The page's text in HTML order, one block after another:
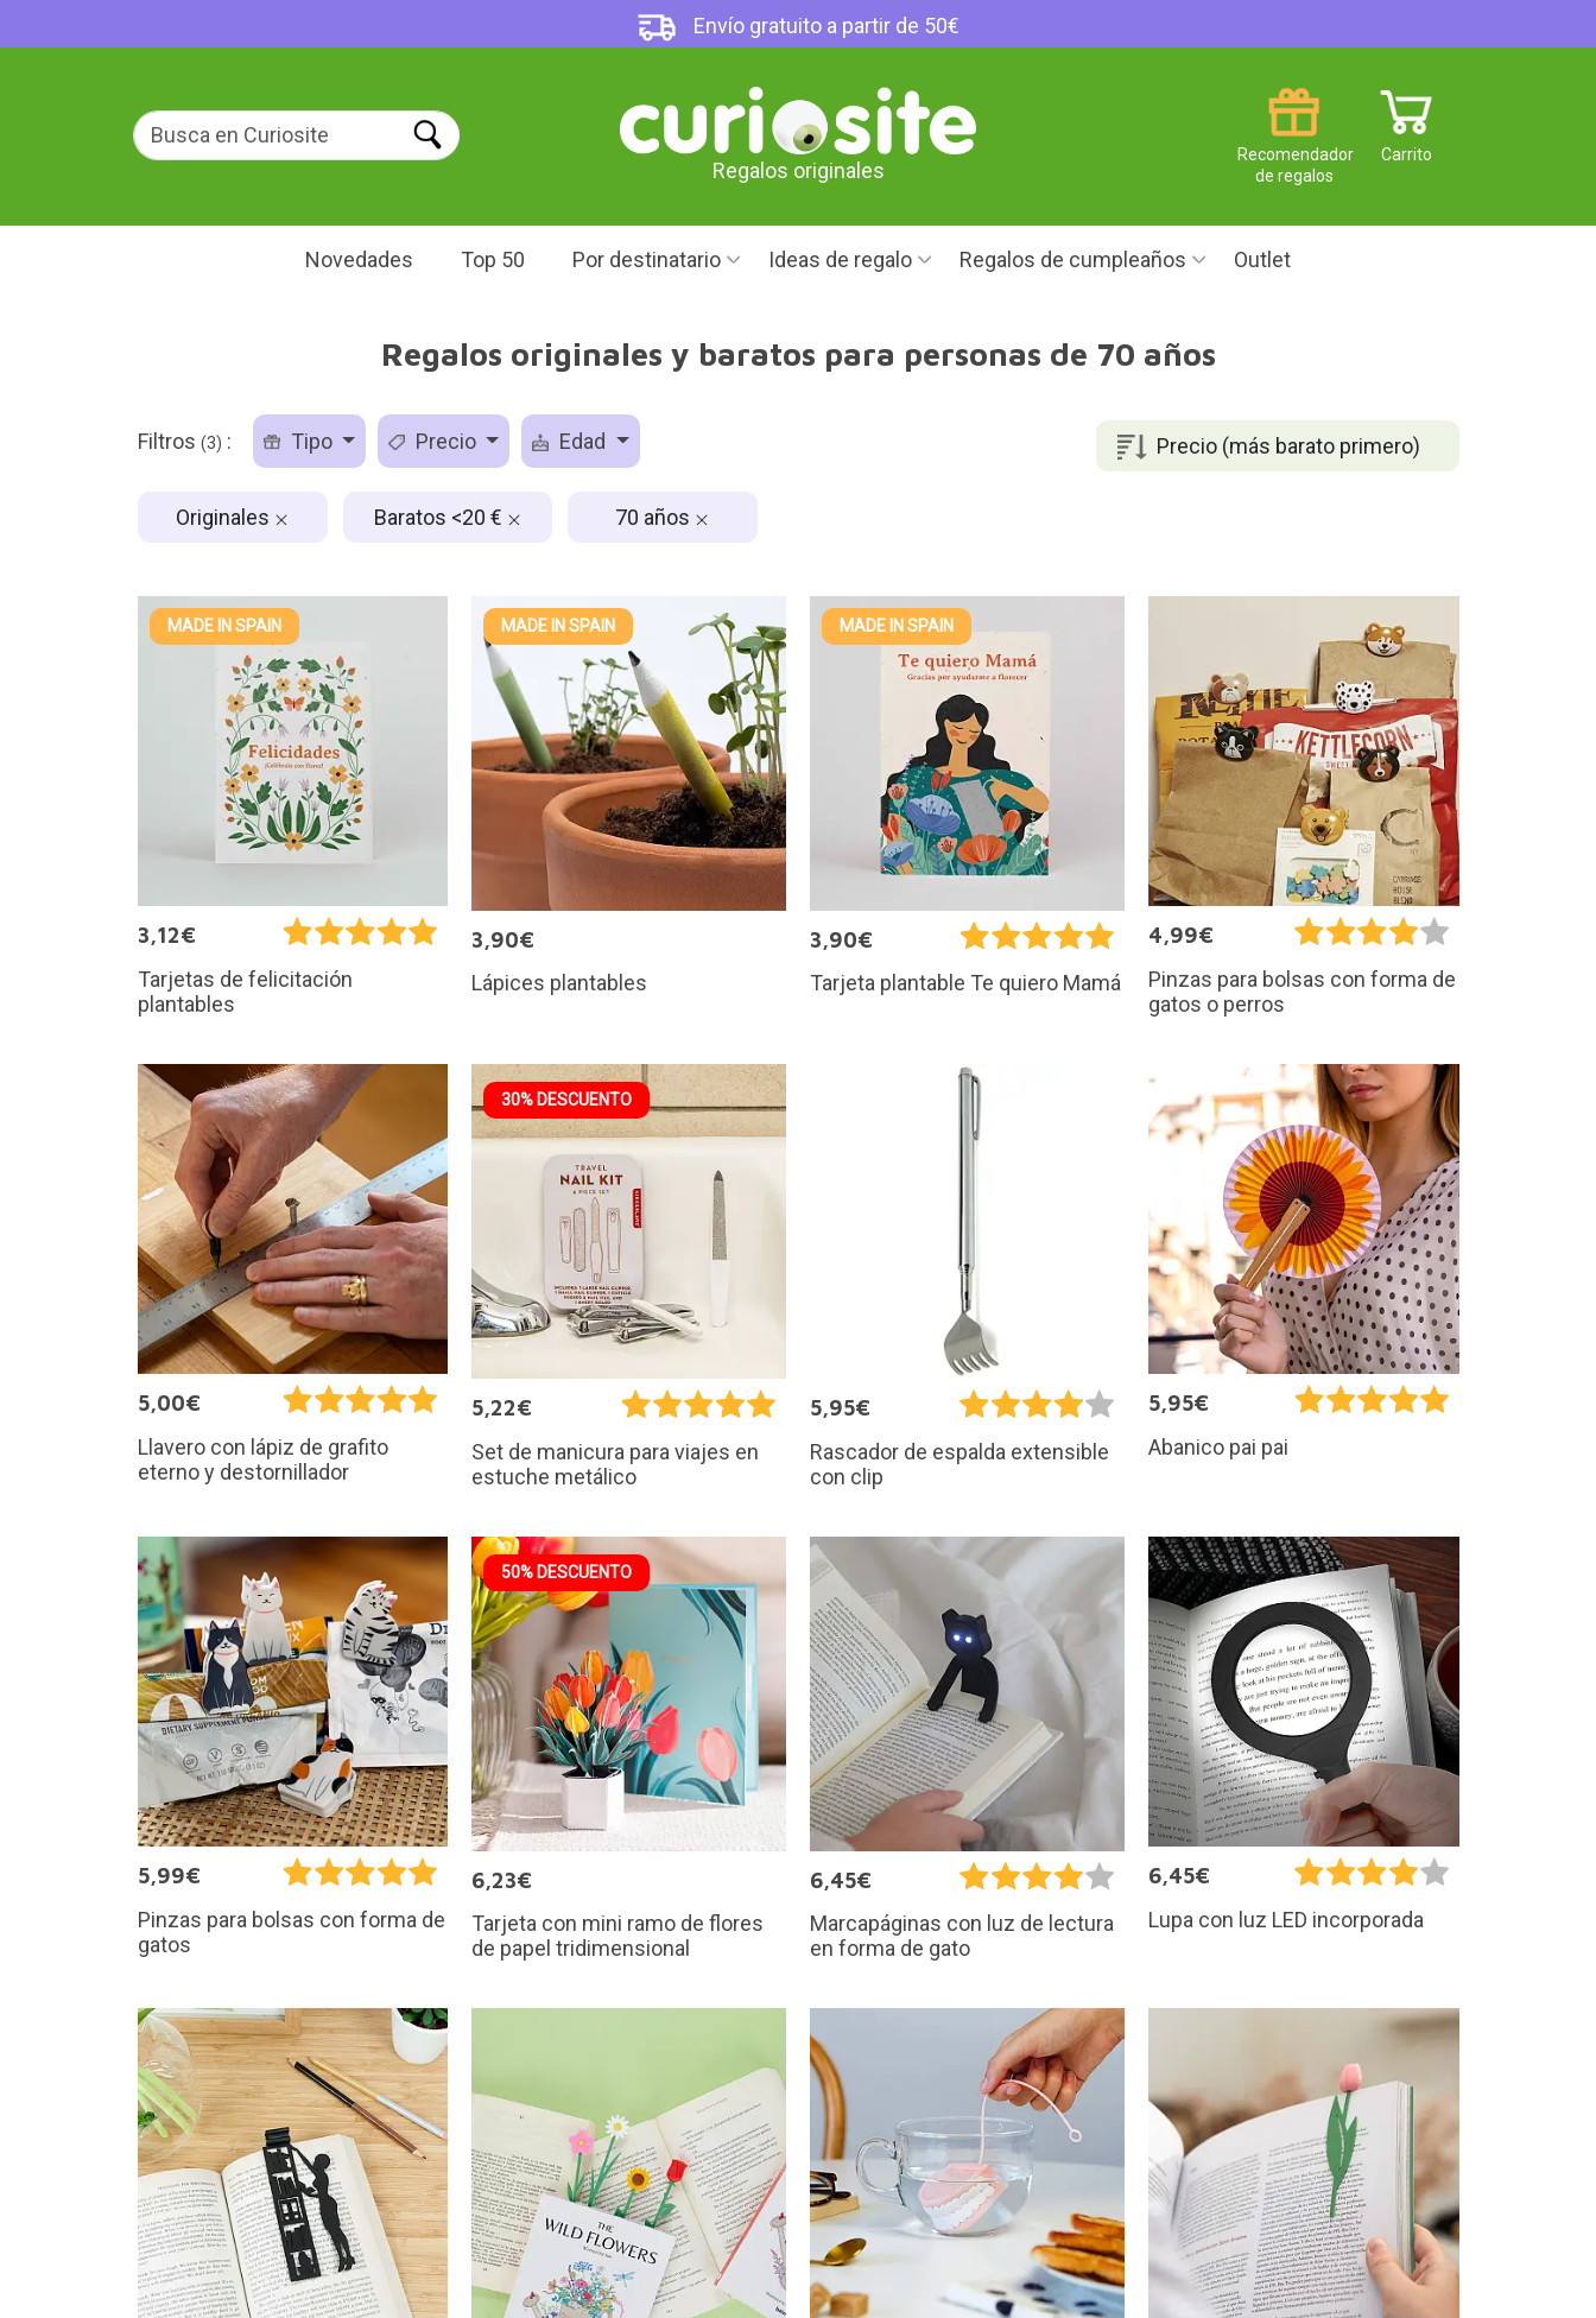
Envío gratuito a partir de 50€
Regalos originales
Carrito
Recomendador
de regalos
Novedades Top 50 Por destinatario Ideas de regalo Regalos de cumpleaños Outlet
Regalos originales y baratos para personas de 70 años
Precio (más barato primero)
Filtros (3) : Tipo Precio Edad
Originales Baratos <20 € 70 años
MADE IN SPAIN
3,12€
Tarjetas de felicitación
plantables
MADE IN SPAIN
3,90€
Lápices plantables
MADE IN SPAIN
3,90€
Tarjeta plantable Te quiero Mamá
4,99€
Pinzas para bolsas con forma de
gatos o perros
5,00€
Llavero con lápiz de grafito
eterno y destornillador
30% DESCUENTO
5,22€
Set de manicura para viajes en
estuche metálico
5,95€
Rascador de espalda extensible
con clip
5,95€
Abanico pai pai
5,99€
Pinzas para bolsas con forma de
gatos
50% DESCUENTO
6,23€
Tarjeta con mini ramo de flores
de papel tridimensional
6,45€
Marcapáginas con luz de lectura
en forma de gato
6,45€
Lupa con luz LED incorporada